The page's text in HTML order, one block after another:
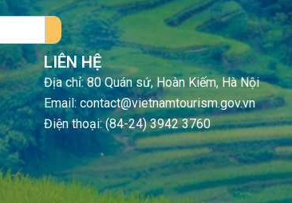
LIÊN HỆ
Địa chỉ: 80 Quán sứ, Hoàn Kiếm, Hà Nội
Email: contact@vietnamtourism.gov.vn
Điện thoại: (84-24) 3942 3760